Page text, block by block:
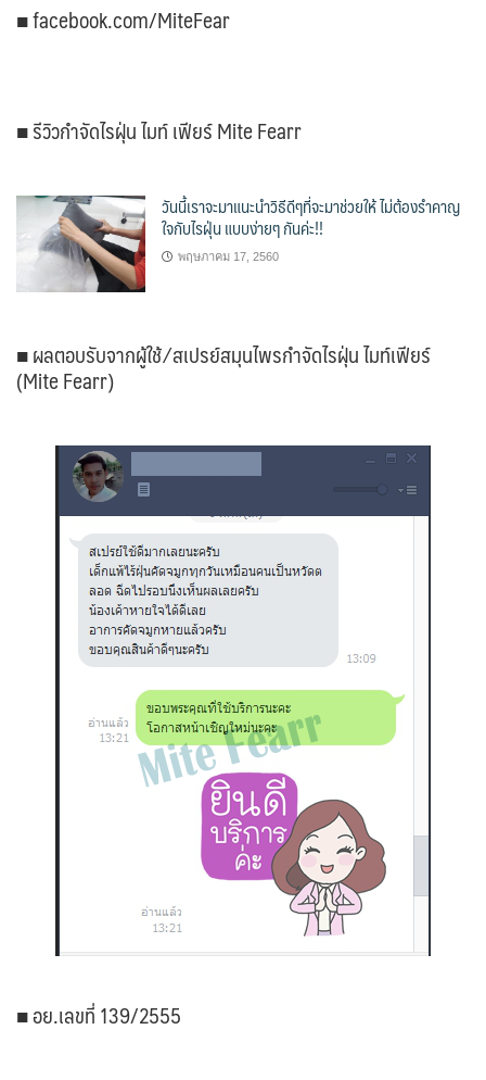
■ facebook.com/MiteFear
■ รีวิวกำจัดไรฝุ่น ไมท์ เฟียร์ Mite Fearr
วันนี้เราจะมาแนะนำวิธีดีๆที่จะมาช่วยให้ ไม่ต้องรำคาญ
ใจกับไรฝุ่น แบบง่ายๆ กันค่ะ!!
พฤษภาคม 17, 2560
■ ผลตอบรับจากผู้ใช้ ⁄ สเปรย์สมุนไพรกำจัดไรฝุ่น ไมท์เฟียร์
(Mite Fearr)
■ อย.เลขที่ 139/2555